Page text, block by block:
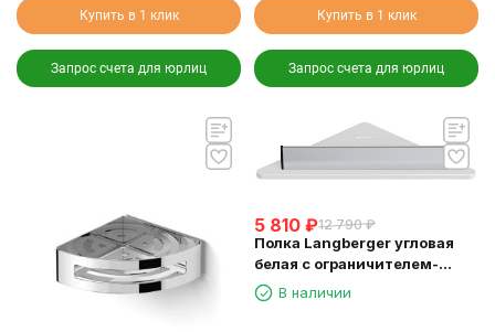
Купить в 1 клик
Запрос счета для юрлиц
Купить в 1 клик
Запрос счета для юрлиц
5 810 ₽12 790 ₽
Полка Langberger угловая
белая с ограничителем-
скребок 73451-WH
В наличии